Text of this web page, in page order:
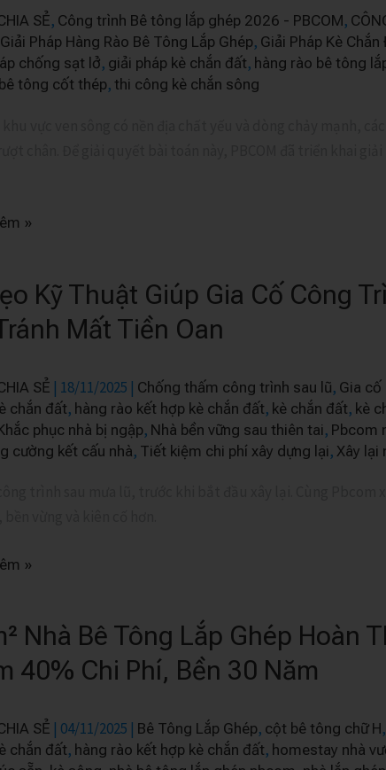
SẺ, Công trình Bê tông lắp ghép 2026 - PBCOM,
Giải Pháp Hàng Rào Bê Tông Lắp Ghép, Giải Pháp Kè
chống sạt lở, giải pháp kè chắn đất, hàng rào bê tông
tông cốt thép, thi công kè chắn sông
»
Kỹ Thuật Giúp Gia Cố Công
Mất Tiền Oan
SẺ | 18/11/2025 | Chống thấm công trình sau lũ, Gia
chắn đất, hàng rào kết hợp kè chắn đất, kè chắn đất, kè
phục nhà bị ngập, Nhà bền vững sau thiên tai, Pbcom
cường kết cấu nhà, Tiết kiệm chi phí xây dựng lại, Xây lại
»
Nhà Bê Tông Lắp Ghép Hoàn
40% Chi Phí, Bền 30 Năm
SẺ | 04/11/2025 | Bê Tông Lắp Ghép, cột bê tông chữ H,
chắn đất, hàng rào kết hợp kè chắn đất, homestay nhà